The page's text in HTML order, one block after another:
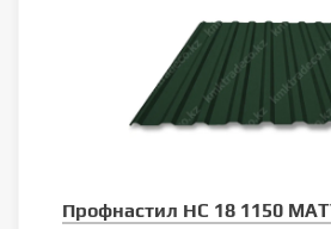
Профнастил НС 18 1150